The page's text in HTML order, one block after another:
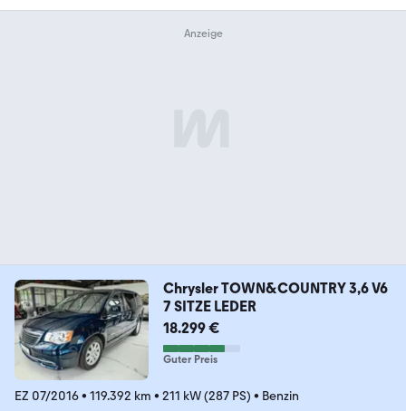
Chrysler TOWN&COUNTRY 3,6 V6
7 SITZE LEDER
18.299 €
Guter Preis
EZ 07/2016• 119.392 km • 211 kW (287 PS) • Benzin